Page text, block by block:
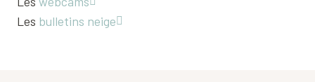
Les bulletins neige